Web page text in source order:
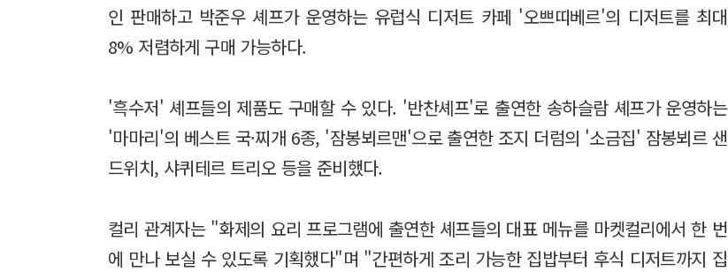
인 판매하고 박준우 셰프가 운영하는 유럽식 디저트 카페 '오쁘띠베르'의 디저트를 최대
8% 저렴하게 구매 가능하다.
'흑수저' 셰프들의 제품도 구매할 수 있다. '반찬셰프'로 출연한 송하슬람 셰프가 운영하는
'마마리'의 베스트 국·찌개 6종, '잠봉뵈르맨'으로 출연한 조지 더럼의 '소금집' 잠봉뵈르 샌
드위치, 샤퀴테르 트리오 등을 준비했다.
컬리 관계자는 "화제의 요리 프로그램에 출연한 셰프들의 대표 메뉴를 마켓컬리에서 한 번
에 만나 보실 수 있도록 기획했다"며 "간편하게 조리 가능한 집밥부터 후식 디저트까지 집